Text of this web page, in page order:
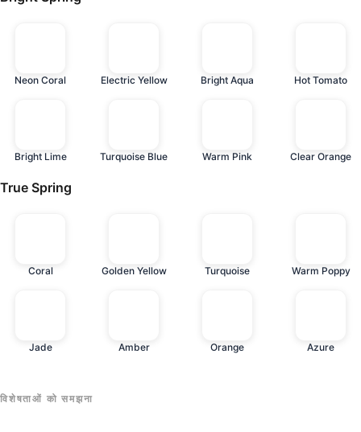
Neon Coral Electric Yellow Bright Aqua Hot Tomato
Bright Lime Turquoise Blue Warm Pink Clear Orange
True Spring
Coral Golden Yellow Turquoise Warm Poppy
Jade Amber Orange Azure
विशेषताओं को समझना